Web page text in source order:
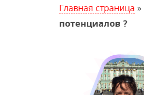
Главная страница »
потенциалов ?